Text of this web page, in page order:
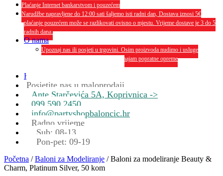
Plaćanje Internet bankarstvom i pouzećem
Narudžbe napravljene do 12:00 sati šaljemo isti radni dan, Dostava iznosi 5€
plaćanje pouzećem može se razlikovati ovisno o mjestu. Vrijeme dostave je 3 do 5
radnih dana.
O nama
Upoznaj nas ili posjeti u trgovini. Osim proizvoda nudimo i usluge
dekoriranja interijera i eksterija te najam popratne opreme
Kontakt
Posjetite nas u maloprodaji
Ante Starčevića 5A, Koprivnica ->
099 590 2450
info@partyshopbaloncic.hr
Radno vrijeme
Sub: 08-13
Pon-pet: 09-19
Početna /Baloni za Modeliranje / Baloni za modeliranje Beauty &
Charm, Platinum Silver, 50 kom